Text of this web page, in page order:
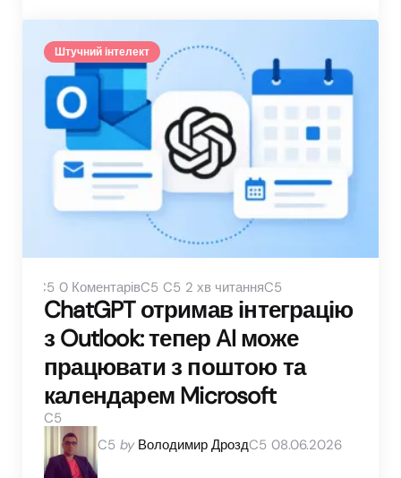
Штучний інтелект
Posted
by Володимир Дрозд 08.06.2026
ChatGPT отримав інтеграцію
з Outlook: тепер AI може
працювати з поштою та
календарем Microsoft
0 Коментарів 2 хв читання